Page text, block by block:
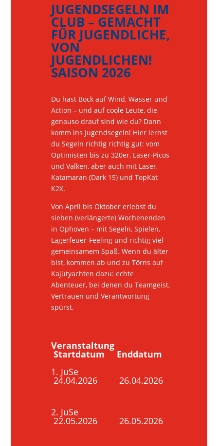
JUGENDSEGELN IM
CLUB – GEMACHT
FÜR JUGENDLICHE,
VON
JUGENDLICHEN!
SAISON 2026
Du hast Bock auf Wind, Wasser und
Action – und auf coole Leute, die
genauso drauf sind wie du? Dann
komm ins Jugendsegeln! Hier lernst
du Segeln richtig richtig gut: vom
Optimisten bis zu 320er, Laser‑Picos
und Valken, aber auch mit Laser,
Katamaran (Dark 15) und TopKat
K2X.
Von April bis Oktober erlebst du
sieben (verlängerte) Wochenenden
in Ophoven – mit Segeln, Spielen,
Lagerfeuer‑Feeling und richtig viel
gemeinsamem Spaß. Wenn du älter
bist, kommen ab und zu Törns auf
Kajütyachten dazu: echte
Abenteuer, bei denen du Teamgeist,
Vertrauen und Verantwortung
spürst.
Veranstaltung
Startdatum Enddatum
1. JuSe
24.04.2026 26.04.2026
2. JuSe
22.05.2026 26.05.2026